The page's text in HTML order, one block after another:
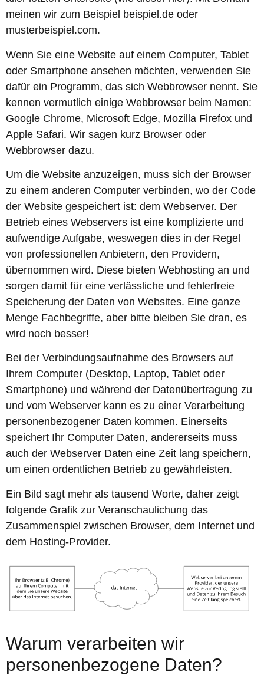
meinen wir zum Beispiel beispiel.de oder
musterbeispiel.com.
Wenn Sie eine Website auf einem Computer, Tablet
oder Smartphone ansehen möchten, verwenden Sie
dafür ein Programm, das sich Webbrowser nennt. Sie
kennen vermutlich einige Webbrowser beim Namen:
Google Chrome, Microsoft Edge, Mozilla Firefox und
Apple Safari. Wir sagen kurz Browser oder
Webbrowser dazu.
Um die Website anzuzeigen, muss sich der Browser
zu einem anderen Computer verbinden, wo der Code
der Website gespeichert ist: dem Webserver. Der
Betrieb eines Webservers ist eine komplizierte und
aufwendige Aufgabe, weswegen dies in der Regel
von professionellen Anbietern, den Providern,
übernommen wird. Diese bieten Webhosting an und
sorgen damit für eine verlässliche und fehlerfreie
Speicherung der Daten von Websites. Eine ganze
Menge Fachbegriffe, aber bitte bleiben Sie dran, es
wird noch besser!
Bei der Verbindungsaufnahme des Browsers auf
Ihrem Computer (Desktop, Laptop, Tablet oder
Smartphone) und während der Datenübertragung zu
und vom Webserver kann es zu einer Verarbeitung
personenbezogener Daten kommen. Einerseits
speichert Ihr Computer Daten, andererseits muss
auch der Webserver Daten eine Zeit lang speichern,
um einen ordentlichen Betrieb zu gewährleisten.
Ein Bild sagt mehr als tausend Worte, daher zeigt
folgende Grafik zur Veranschaulichung das
Zusammenspiel zwischen Browser, dem Internet und
dem Hosting-Provider.
Warum verarbeiten wir
personenbezogene Daten?